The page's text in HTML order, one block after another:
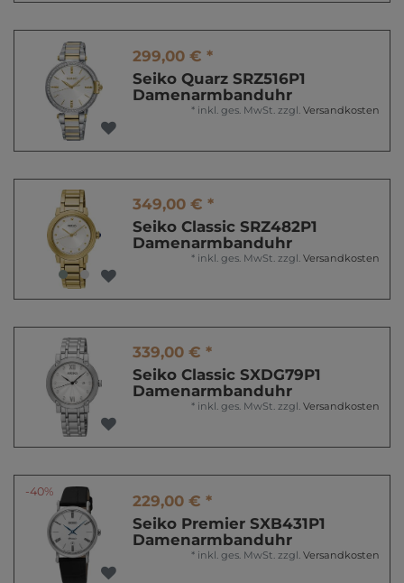
299,00 € *
Seiko Quarz SRZ516P1
Damenarmbanduhr
* inkl. ges. MwSt. zzgl. Versandkosten
349,00 € *
Seiko Classic SRZ482P1
Damenarmbanduhr
* inkl. ges. MwSt. zzgl. Versandkosten
339,00 € *
Seiko Classic SXDG79P1
Damenarmbanduhr
* inkl. ges. MwSt. zzgl. Versandkosten
-40%
229,00 € *
Seiko Premier SXB431P1
Damenarmbanduhr
* inkl. ges. MwSt. zzgl. Versandkosten